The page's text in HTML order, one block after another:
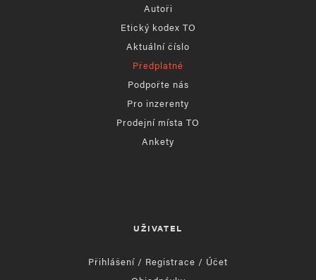
Autoři
Etický kodex TO
Aktuální číslo
Předplatné
Podpořte nás
Pro inzerenty
Prodejní místa TO
Ankety
UŽIVATEL
Přihlášení / Registrace / Účet